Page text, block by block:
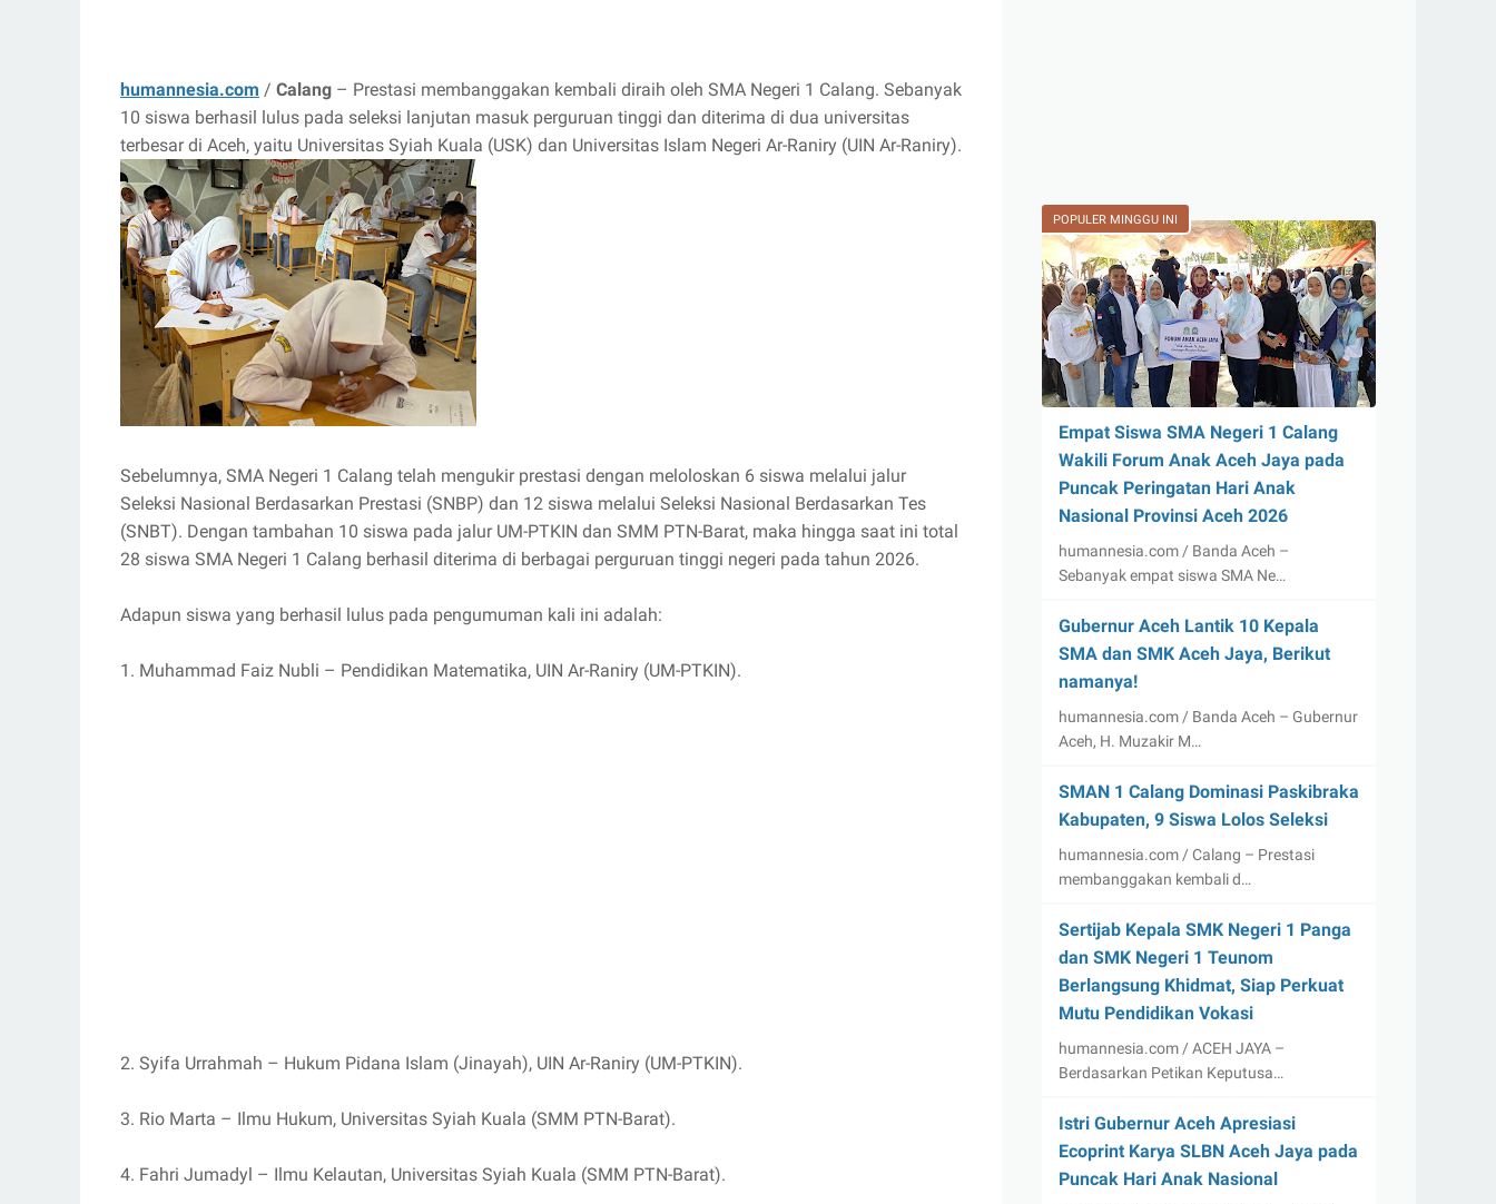
humannesia.com / Calang – Prestasi membanggakan kembali diraih oleh SMA Negeri 1 Calang. Sebanyak
10 siswa berhasil lulus pada seleksi lanjutan masuk perguruan tinggi dan diterima di dua universitas
terbesar di Aceh, yaitu Universitas Syiah Kuala (USK) dan Universitas Islam Negeri Ar-Raniry (UIN Ar-Raniry).
Sebelumnya, SMA Negeri 1 Calang telah mengukir prestasi dengan meloloskan 6 siswa melalui jalur
Seleksi Nasional Berdasarkan Prestasi (SNBP) dan 12 siswa melalui Seleksi Nasional Berdasarkan Tes
(SNBT). Dengan tambahan 10 siswa pada jalur UM-PTKIN dan SMM PTN-Barat, maka hingga saat ini total
28 siswa SMA Negeri 1 Calang berhasil diterima di berbagai perguruan tinggi negeri pada tahun 2026.
Adapun siswa yang berhasil lulus pada pengumuman kali ini adalah:
1. Muhammad Faiz Nubli – Pendidikan Matematika, UIN Ar-Raniry (UM-PTKIN).
2. Syifa Urrahmah – Hukum Pidana Islam (Jinayah), UIN Ar-Raniry (UM-PTKIN).
3. Rio Marta – Ilmu Hukum, Universitas Syiah Kuala (SMM PTN-Barat).
4. Fahri Jumadyl – Ilmu Kelautan, Universitas Syiah Kuala (SMM PTN-Barat).
POPULER MINGGU INI
Empat Siswa SMA Negeri 1 Calang
Wakili Forum Anak Aceh Jaya pada
Puncak Peringatan Hari Anak
Nasional Provinsi Aceh 2026
humannesia.com / Banda Aceh –
Sebanyak empat siswa SMA Ne…
Gubernur Aceh Lantik 10 Kepala
SMA dan SMK Aceh Jaya, Berikut
namanya!
humannesia.com / Banda Aceh – Gubernur
Aceh, H. Muzakir M…
SMAN 1 Calang Dominasi Paskibraka
Kabupaten, 9 Siswa Lolos Seleksi
humannesia.com / Calang – Prestasi
membanggakan kembali d…
Sertijab Kepala SMK Negeri 1 Panga
dan SMK Negeri 1 Teunom
Berlangsung Khidmat, Siap Perkuat
Mutu Pendidikan Vokasi
humannesia.com / ACEH JAYA –
Berdasarkan Petikan Keputusa…
Istri Gubernur Aceh Apresiasi
Ecoprint Karya SLBN Aceh Jaya pada
Puncak Hari Anak Nasional